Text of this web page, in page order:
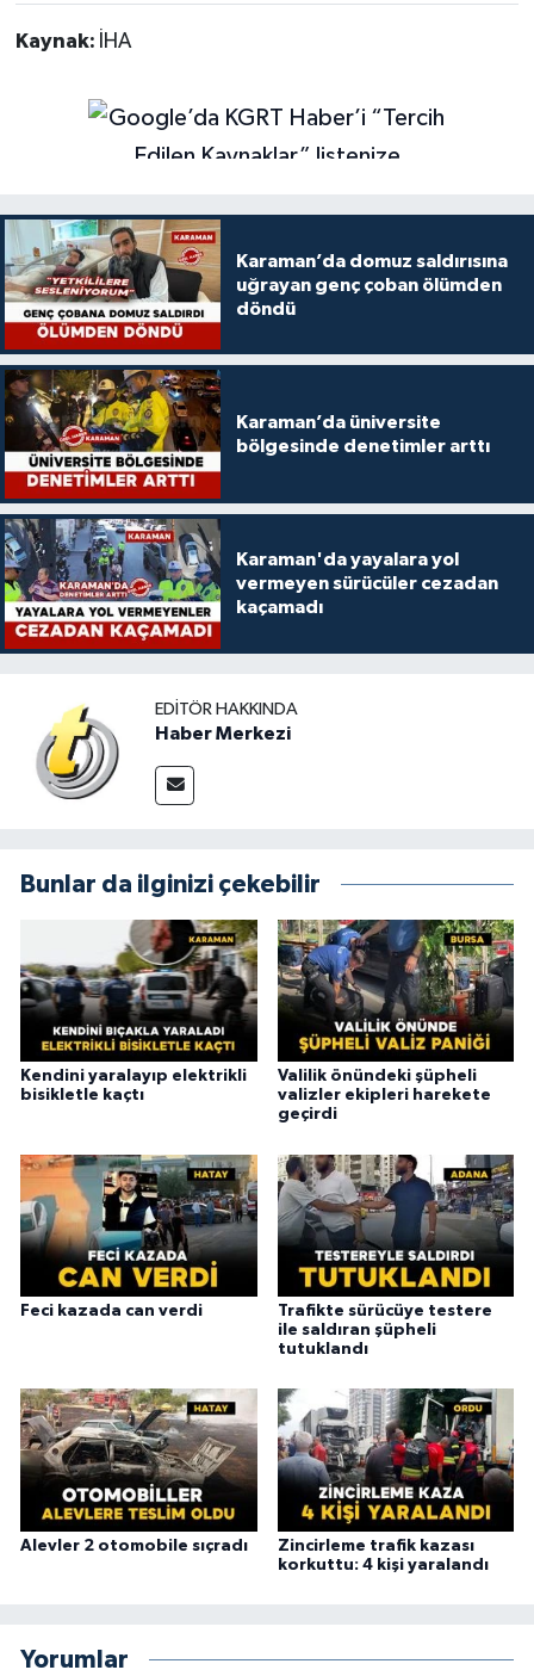
Kaynak: İHA
Karaman’da domuz saldırısına
uğrayan genç çoban ölümden
döndü
Karaman’da üniversite
bölgesinde denetimler arttı
Karaman'da yayalara yol
vermeyen sürücüler cezadan
kaçamadı
EDITÖR HAKKINDA
Haber Merkezi
Bunlar da ilginizi çekebilir
Kendini yaralayıp elektrikli
bisikletle kaçtı
Valilik önündeki şüpheli
valizler ekipleri harekete
geçirdi
Feci kazada can verdi
Trafikte sürücüye testere
ile saldıran şüpheli
tutuklandı
Alevler 2 otomobile sıçradı
Zincirleme trafik kazası
korkuttu: 4 kişi yaralandı
Yorumlar